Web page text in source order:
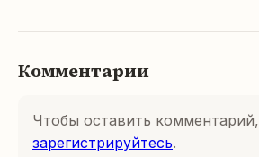
Комментарии
Чтобы оставить комментарий,
зарегистрируйтесь.